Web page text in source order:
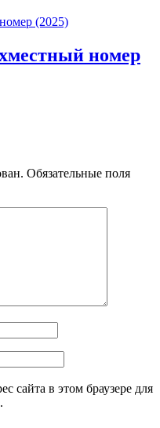
номер
Обязательные поля
сайта в этом браузере для